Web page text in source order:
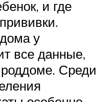
и где
у
все данные,
Среди